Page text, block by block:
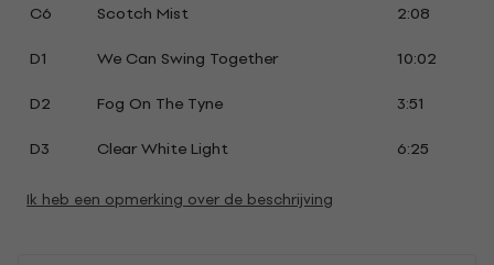
C6
Scotch Mist
2:08
D1
We Can Swing Together
10:02
D2
Fog On The Tyne
3:51
D3
Clear White Light 6:25
Ik heb een opmerking over de beschrijving